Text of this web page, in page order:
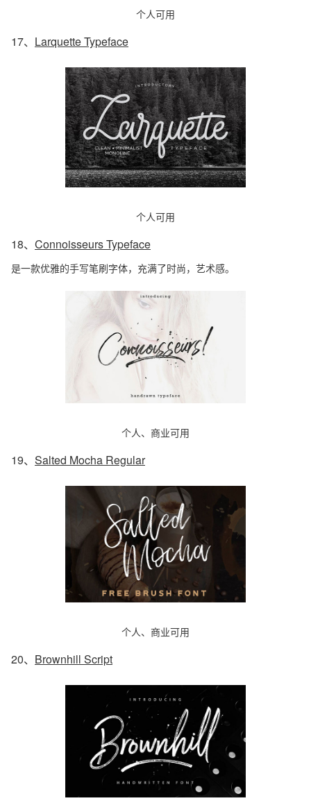
个人可用
17、 Larquette Typeface
个人可用
18、 Connoisseurs Typeface
是一款优雅的手写笔刷字体，充满了时尚，艺术感。
个人、商业可用
19、 Salted Mocha Regular
个人、商业可用
20、 Brownhill Script